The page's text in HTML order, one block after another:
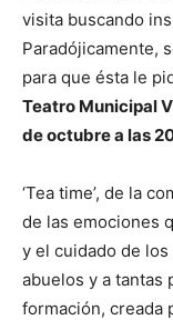
visita buscando
Paradójicamente,
para que ésta le
Teatro Municipal
de octubre a las
‘Tea time’, de la
de las emociones
y el cuidado de
abuelos y a tantas
formación, creada